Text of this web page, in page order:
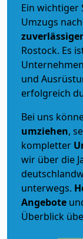
Ein wichtiger
Umzugs
Rostock. Es
und
erfolgreich
Bei uns
umziehen,
kompletter
wir über die
unterwegs.
Angebote
Überblick